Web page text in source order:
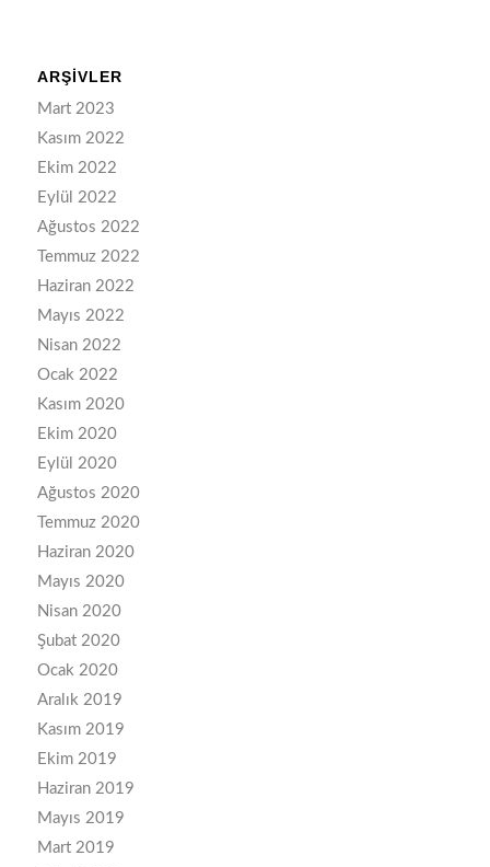
ARŞIVLER
Mart 2023
Kasım 2022
Ekim 2022
Eylül 2022
Ağustos 2022
Temmuz 2022
Haziran 2022
Mayıs 2022
Nisan 2022
Ocak 2022
Kasım 2020
Ekim 2020
Eylül 2020
Ağustos 2020
Temmuz 2020
Haziran 2020
Mayıs 2020
Nisan 2020
Şubat 2020
Ocak 2020
Aralık 2019
Kasım 2019
Ekim 2019
Haziran 2019
Mayıs 2019
Mart 2019